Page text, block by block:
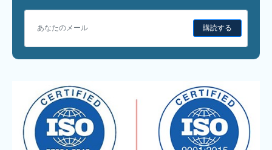
購読する